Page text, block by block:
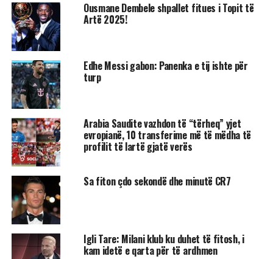
Ousmane Dembele shpallet fitues i Topit të
Artë 2025!
Edhe Messi gabon: Panenka e tij ishte për
turp
Arabia Saudite vazhdon të “tërheq” yjet
evropianë, 10 transferime më të mëdha të
profilit të lartë gjatë verës
Sa fiton çdo sekondë dhe minutë CR7
Igli Tare: Milani klub ku duhet të fitosh, i
kam idetë e qarta për të ardhmen